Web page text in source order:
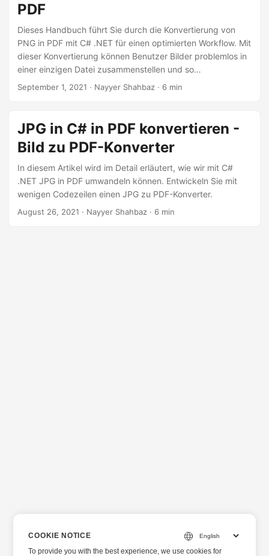
PDF
Dieses Handbuch führt Sie durch die Konvertierung von
PNG in PDF mit C# .NET für einen optimierten Workflow. Mit
dieser Konvertierung können Benutzer Bilder problemlos in
einer einzigen Datei zusammenstellen und so
Zugänglichkeit, Kompatibilität und reduzierte Dateigröße
September 1, 2021 · Nayyer Shahbaz · 6 min
JPG in C# in PDF konvertieren -
Bild zu PDF-Konverter
In diesem Artikel wird im Detail erläutert, wie wir mit C#
.NET JPG in PDF umwandeln können. Entwickeln Sie mit
wenigen Codezeilen einen JPG zu PDF-Konverter.
August 26, 2021 · Nayyer Shahbaz · 6 min
COOKIE NOTICE
To provide you with the best experience, we use cookies for